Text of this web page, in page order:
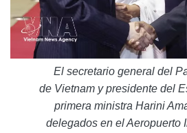
El secretario general del
de Vietnam y presidente del
primera ministra Harini
delegados en el Aeropuerto